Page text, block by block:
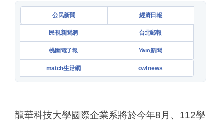
公民新聞 經濟日報
民視新聞網 台北郵報
桃園電子報 Yam新聞
match生活網 owl news
龍華科技大學國際企業系將於今年8月、112學